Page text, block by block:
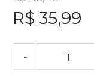
R$ 35,99
-